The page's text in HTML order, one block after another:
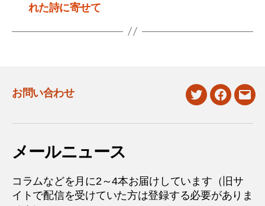
れた詩に寄せて
お問い合わせ
twitterfacebook
メールニュース
コラムなどを月に2～4本お届けしています（旧サ
イトで配信を受けていた方は登録する必要がありま